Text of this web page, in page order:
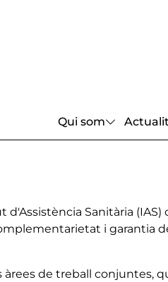
Qui som
d'Assistència Sanitària
i garantia
de treball conjuntes,